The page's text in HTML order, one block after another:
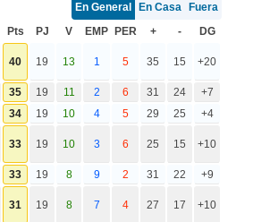
En General En Casa
Fuera
Pts PJ V EMP PER + - DG
40 19 13 1 5 35 15 +20
35 19 11 2 6 31 24
+7
34 19 10 4 5 29 25 +4
33 19 10 3 6 25 15 +10
33 19 8 9 2 31 22 +9
31 19 8 7 4 27 17 +10